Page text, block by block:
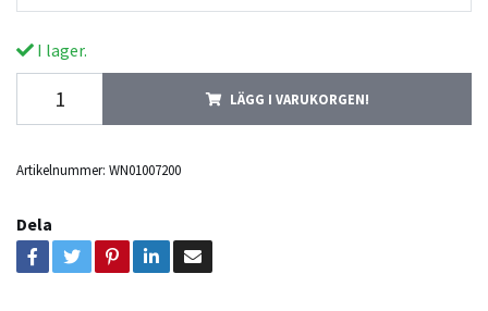
I lager.
LÄGG I VARUKORGEN!
Artikelnummer: WN01007200
Dela